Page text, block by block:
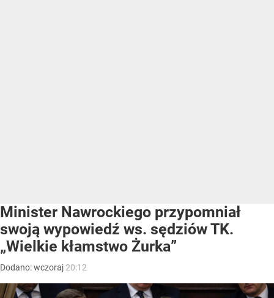
Minister Nawrockiego przypomniał
swoją wypowiedź ws. sędziów TK.
„Wielkie kłamstwo Żurka”
Dodano:wczoraj 20:12